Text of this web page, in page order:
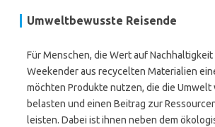
Umweltbewusste Reisende
Für Menschen, die Wert auf Nachhaltigkeit
Weekender aus recycelten Materialien
möchten Produkte nutzen, die die Umwelt
belasten und einen Beitrag zur
leisten. Dabei ist ihnen neben dem